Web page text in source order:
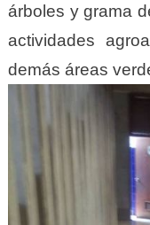
árboles y grama
actividades
demás áreas